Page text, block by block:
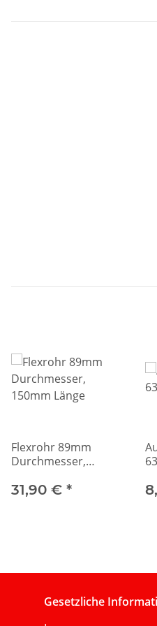
Flexrohr 89mm
Durchmesser,
31,90 € *
Gesetzliche